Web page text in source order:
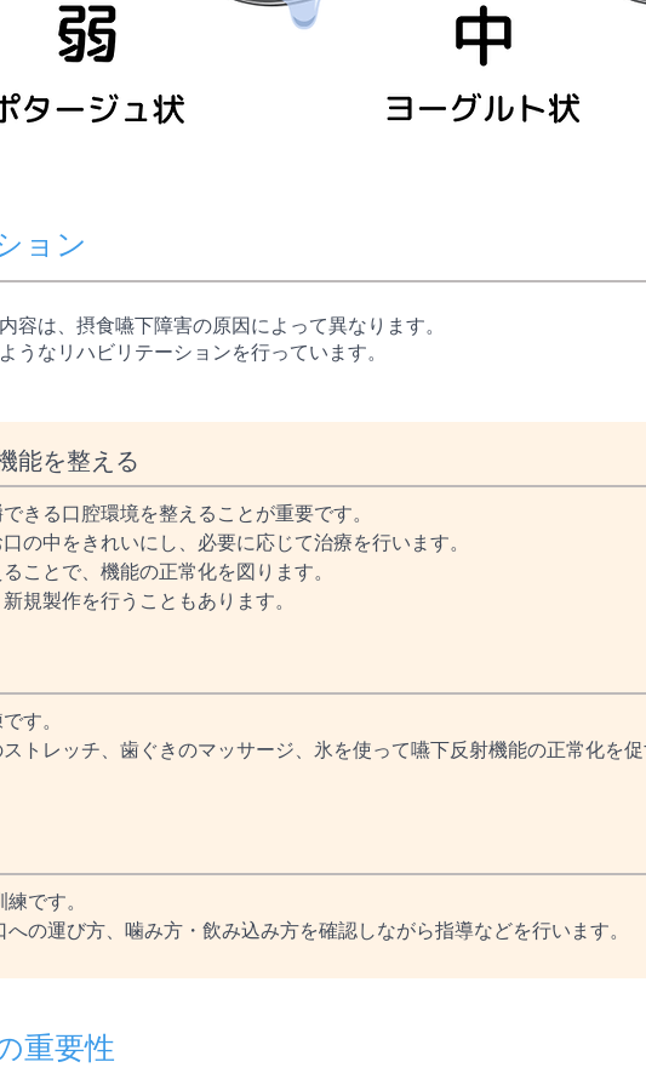
ョン
容は、摂食嚥下障害の原因によって異なります。
うなリハビリテーションを行っています。
能を整える
きる口腔環境を整えることが重要です。
の中をきれいにし、必要に応じて治療を行います。
ことで、機能の正常化を図ります。
規製作を行うこともあります。
す。
トレッチ、歯ぐきのマッサージ、氷を使って嚥下反射機能の正常化を
です。
の運び方、噛み方・飲み込み方を確認しながら指導などを行います。
重要性